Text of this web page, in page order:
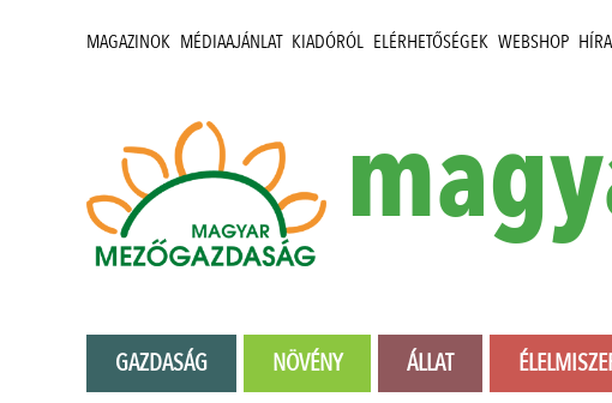
MAGAZINOK MÉDIAAJÁNLAT KIADÓRÓL ELÉRHETŐSÉGEK WEBSHOP
GAZDASÁG NÖVÉNY ÁLLAT